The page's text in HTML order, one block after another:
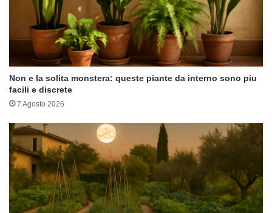
Non e la solita monstera: queste piante da interno sono piu
facili e discrete
7 Agosto 2026